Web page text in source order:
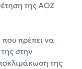
της ΑΟΖ
πρέπει να
στην
της